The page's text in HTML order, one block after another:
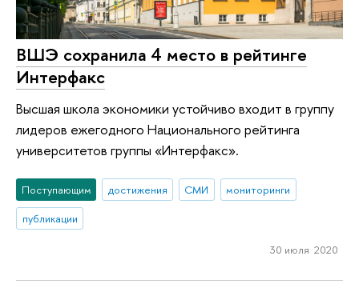
ВШЭ сохранила 4 место в рейтинге
Интерфакс
Высшая школа экономики устойчиво входит в группу
лидеров ежегодного Национального рейтинга
университетов группы «Интерфакс».
Поступающим достижения СМИ
мониторинги
публикации
30 июля 2020